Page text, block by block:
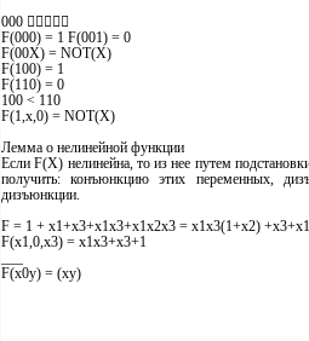
000 
F(000) = 1 F(001) = 0
F(00X) = NOT(X)
F(100) = 1
F(110) = 0
100 < 110
F(1,x,0) = NOT(X)
Лемма о нелинейной функции
Если F(X) нелинейна, то из нее путем
получить: конъюнкцию этих переменных,
дизъюнкции.
F = 1 + x1+x3+x1x3+x1x2x3 = x1x3(1+x2)
F(x1,0,x3) = x1x3+x3+1
F(x0y) = (xy)